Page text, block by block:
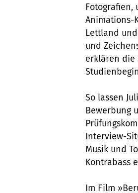
Fotografien,
Animations-
Lettland
und
erklären die
So lassen
Bewerbung
Interview-
Musik und
Kontrabass
Im Film